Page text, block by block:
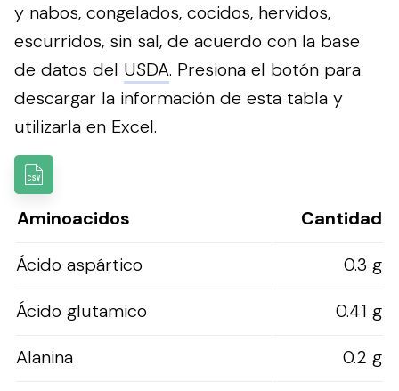
y nabos, congelados, cocidos, hervidos,
escurridos, sin sal, de acuerdo con la base
de datos del USDA. Presiona el botón para
descargar la información de esta tabla y
utilizarla en Excel.
Aminoacidos
Cantidad
Ácido aspártico
0.3 g
Ácido glutamico
0.41 g
Alanina
0.2 g